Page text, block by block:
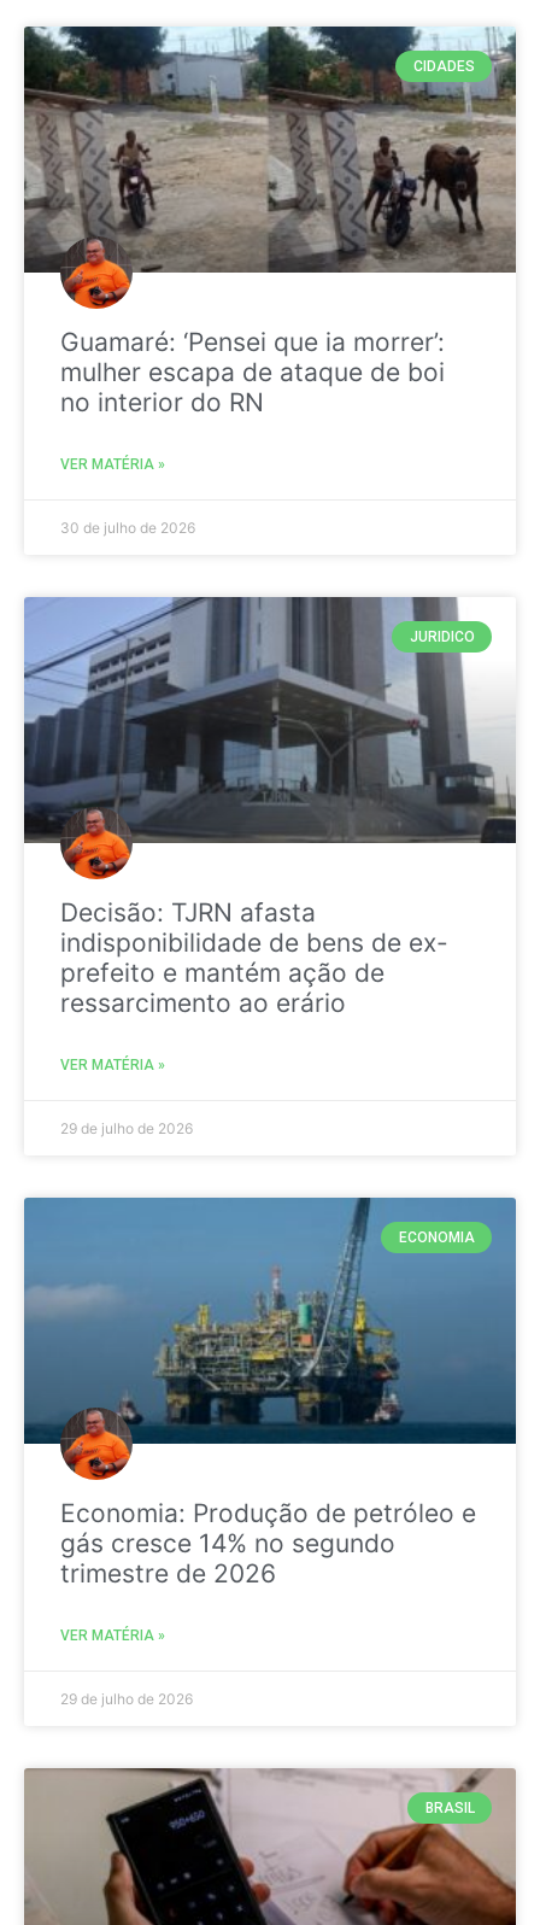
CIDADES
Guamaré: ‘Pensei que ia morrer’:
mulher escapa de ataque de boi
no interior do RN
VER MATÉRIA »
30 de julho de 2026
JURIDICO
Decisão: TJRN afasta
indisponibilidade de bens de ex-
prefeito e mantém ação de
ressarcimento ao erário
VER MATÉRIA »
29 de julho de 2026
ECONOMIA
Economia: Produção de petróleo e
gás cresce 14% no segundo
trimestre de 2026
VER MATÉRIA »
29 de julho de 2026
BRASIL